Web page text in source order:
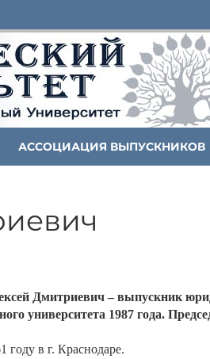
АССОЦИАЦИЯ ВЫПУСКНИКОВ
Дмитриевич – выпускник
университета 1987 года.
году в г. Краснодаре.